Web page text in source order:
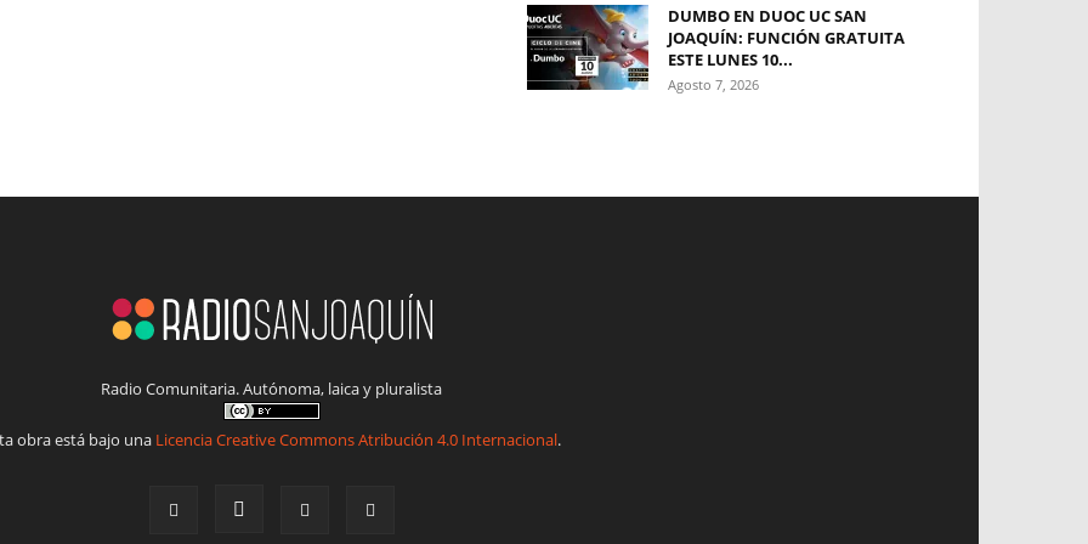
DUMBO EN DUOC UC SAN
JOAQUÍN: FUNCIÓN GRATUITA
ESTE LUNES 10...
Agosto 7, 2026
Radio Comunitaria. Autónoma, laica y pluralista
obra está bajo una Licencia Creative Commons Atribución 4.0 Internacional.